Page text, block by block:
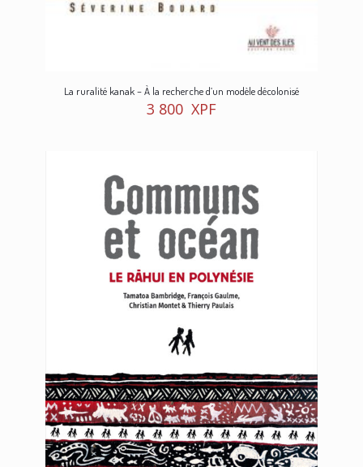
La ruralité kanak – À la recherche d’un modèle décolonisé
3 800 XPF